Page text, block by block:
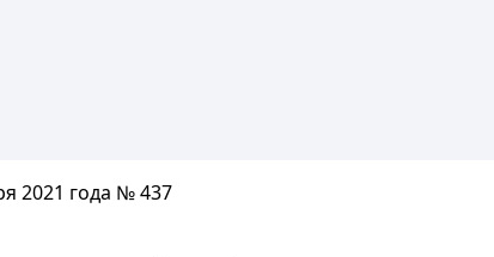
2021 года № 437